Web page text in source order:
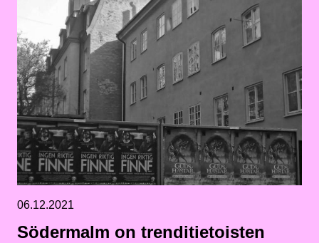
06.12.2021
Södermalm on trenditietoisten